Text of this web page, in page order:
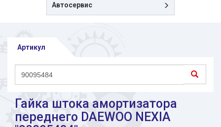
Автосервис
Артикул
Гайка штока амортизатора
переднего DAEWOO NEXIA